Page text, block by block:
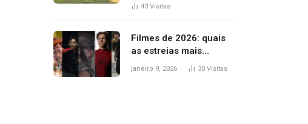
durante confusão no
43 Visitas
Filmes de 2026: quais
as estreias mais
aguardadas do ano?
janeiro 9, 2026 30 Visitas